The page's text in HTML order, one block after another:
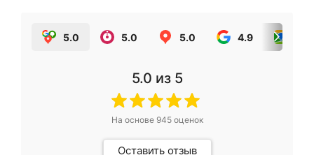
5.0 5.0 5.0 4.9
5.0 из 5
На основе 945оценок
Оставить отзыв